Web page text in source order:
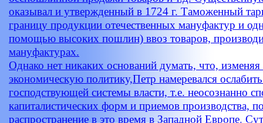
оказывал и утвержденный в 1724 г. Таможенный
границу продукции отечественных мануфактур и
помощью высоких пошлин) ввоз товаров,
мануфактурах.
Однако нет никаких оснований думать, что, изменяя
экономическую политику,Петр намеревался
господствующей системы власти, т.е. неосознанно
капиталистических форм и приемов производства,
распространение в это время в Западной Европе.